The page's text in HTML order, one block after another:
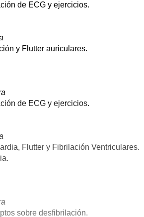
de ECG y ejercicios.
y Flutter auriculares.
de ECG y ejercicios.
Flutter y Fibrilación Ventriculares.
sobre desfibrilación.